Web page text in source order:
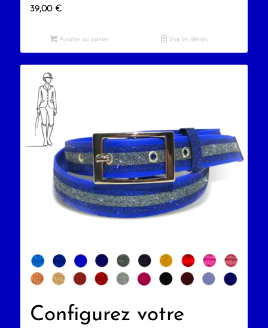
39,00 €
Ajouter au panier Voir les détails
Configurez votre